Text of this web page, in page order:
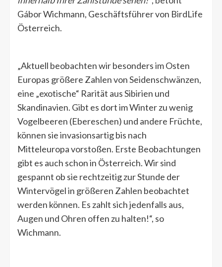
Gábor Wichmann, Geschäftsführer von BirdLife
Österreich.
„Aktuell beobachten wir besonders im Osten
Europas größere Zahlen von Seidenschwänzen,
eine „exotische“ Rarität aus Sibirien und
Skandinavien. Gibt es dort im Winter zu wenig
Vogelbeeren (Ebereschen) und andere Früchte,
können sie invasionsartig bis nach
Mitteleuropa vorstoßen. Erste Beobachtungen
gibt es auch schon in Österreich. Wir sind
gespannt ob sie rechtzeitig zur Stunde der
Wintervögel in größeren Zahlen beobachtet
werden können. Es zahlt sich jedenfalls aus,
Augen und Ohren offen zu halten!“, so
Wichmann.